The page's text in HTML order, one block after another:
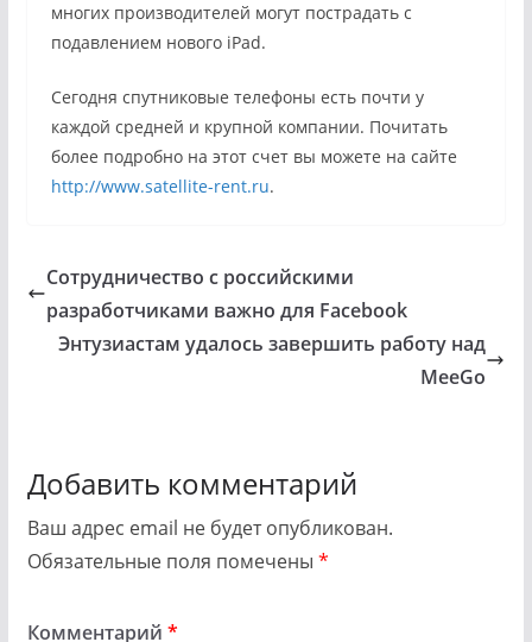
многих производителей могут пострадать с
подавлением нового iPad.
Сегодня спутниковые телефоны есть почти у
каждой средней и крупной компании. Почитать
более подробно на этот счет вы можете на сайте
http://www.satellite-rent.ru.
Сотрудничество с российскими
разработчиками важно для Facebook
Энтузиастам удалось завершить работу над
MeeGo
Добавить комментарий
Ваш адрес email не будет опубликован.
Обязательные поля помечены *
Комментарий *